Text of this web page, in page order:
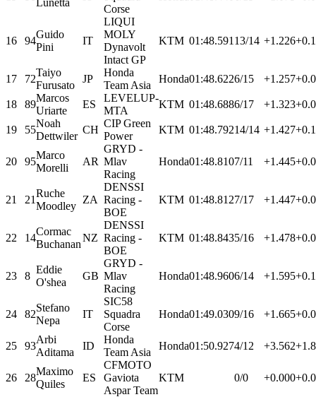
Corse
16 94
Guido
Pini
IT
LIQUI
MOLY
Dynavolt
Intact GP
KTM 01:48.591 13/14 +1.226
17 72
Taiyo
Furusato
JP
Honda
Team Asia
Honda01:48.6226/15 +1.257
18 89
Marcos
Uriarte
ES
LEVELUP-
MTA
KTM 01:48.6886/17 +1.323
19 55
Noah
Dettwiler
CH
CIP Green
Power
KTM 01:48.79214/14 +1.427
20 95
Marco
Morelli
AR
GRYD -
Mlav
Racing
Honda01:48.8107/11 +1.445
21 21
Ruche
Moodley
ZA
DENSSI
Racing -
BOE
KTM 01:48.8127/17 +1.447
22 14
Cormac
Buchanan
NZ
DENSSI
Racing -
BOE
KTM 01:48.8435/16 +1.478
23 8
Eddie
O'shea
GB
GRYD -
Mlav
Racing
Honda01:48.9606/14 +1.595
24 82
Stefano
Nepa
IT
SIC58
Squadra
Corse
Honda01:49.0309/16 +1.665
25 93
Arbi
Aditama
ID
Honda
Team Asia
Honda01:50.9274/12 +3.562
26 28
Maximo
Quiles
ES
CFMOTO
Gaviota
Aspar Team
KTM 0/0 +0.000